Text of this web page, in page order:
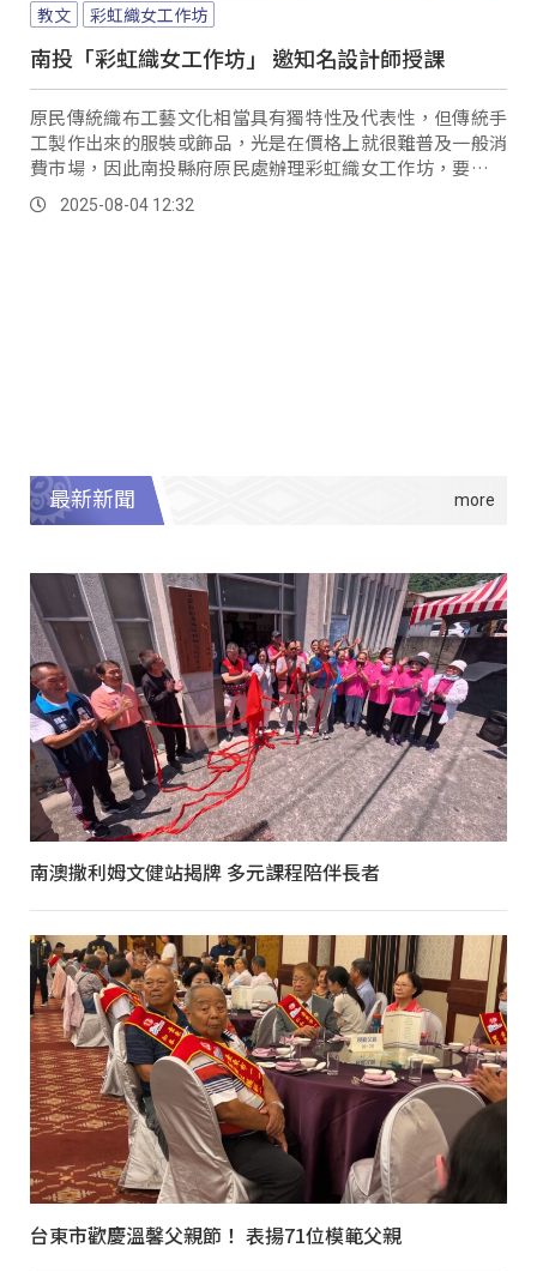
教文 彩虹織女工作坊
南投「彩虹織女工作坊」 邀知名設計師授課
原民傳統織布工藝文化相當具有獨特性及代表性，但傳統手
工製作出來的服裝或飾品，光是在價格上就很難普及一般消
費市場，因此南投縣府原民處辦理彩虹織女工作坊，要用現
代大眾化的服飾材料，並結合織布工藝師們的文化底蘊，要
來設計出能普及消費市場的運動休閒服裝。
2025-08-04 12:32
最新新聞
南澳撒利姆文健站揭牌 多元課程陪伴長者
台東市歡慶溫馨父親節！ 表揚71位模範父親